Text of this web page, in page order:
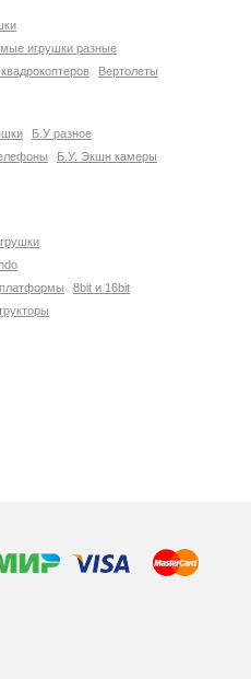
игрушки разные
Вертолеты
Б.У разное
Б.У. Экшн камеры
платформы
8bit и 16bit